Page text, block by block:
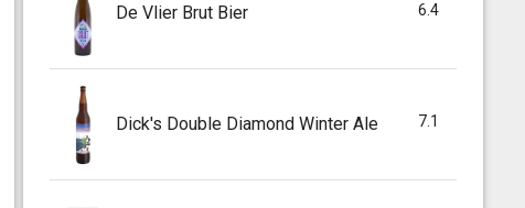
De Vlier Brut Bier 6.4
Dick's Double Diamond Winter Ale 7.1